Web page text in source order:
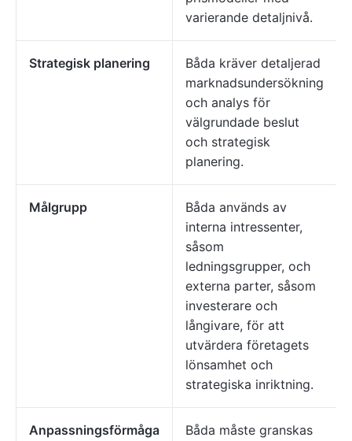
varierande detaljnivå.
Strategisk planering
Båda kräver detaljerad
marknadsundersökning
och analys för
välgrundade beslut
och strategisk
planering.
Målgrupp
Båda används av
interna intressenter,
såsom
ledningsgrupper, och
externa parter, såsom
investerare och
långivare, för att
utvärdera företagets
lönsamhet och
strategiska inriktning.
Anpassningsförmåga
Båda måste granskas